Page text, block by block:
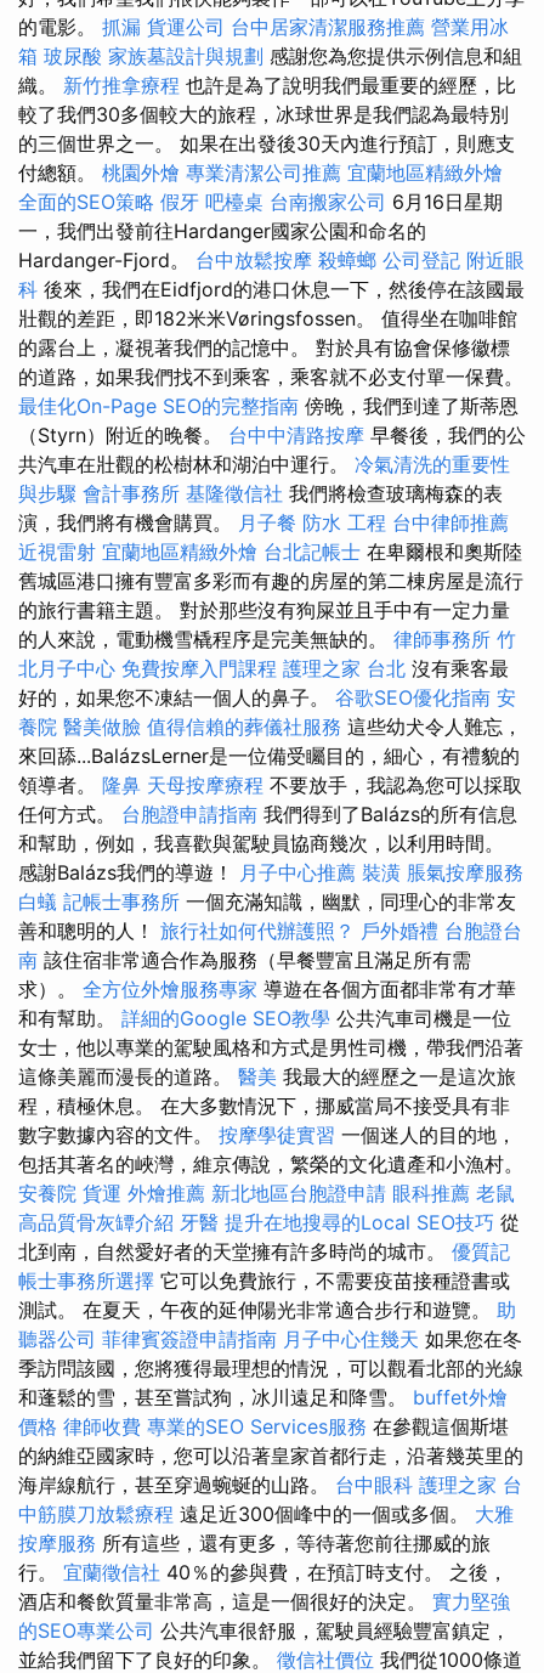
的電影。 抓漏 貨運公司 台中居家清潔服務推薦 營業用冰
箱 玻尿酸 家族墓設計與規劃 感謝您為您提供示例信息和組
織。 新竹推拿療程 也許是為了說明我們最重要的經歷，比
較了我們30多個較大的旅程，冰球世界是我們認為最特別
的三個世界之一。 如果在出發後30天內進行預訂，則應支
付總額。 桃園外燴 專業清潔公司推薦 宜蘭地區精緻外燴
全面的SEO策略 假牙 吧檯桌 台南搬家公司 6月16日星期
一，我們出發前往Hardanger國家公園和命名的
Hardanger-Fjord。 台中放鬆按摩 殺蟑螂 公司登記 附近眼
科 後來，我們在Eidfjord的港口休息一下，然後停在該國最
壯觀的差距，即182米米Vøringsfossen。 值得坐在咖啡館
的露台上，凝視著我們的記憶中。 對於具有協會保修徽標
的道路，如果我們找不到乘客，乘客就不必支付單一保費。
最佳化On-Page SEO的完整指南 傍晚，我們到達了斯蒂恩
（Styrn）附近的晚餐。 台中中清路按摩 早餐後，我們的公
共汽車在壯觀的松樹林和湖泊中運行。 冷氣清洗的重要性
與步驟 會計事務所 基隆徵信社 我們將檢查玻璃梅森的表
演，我們將有機會購買。
月子餐 防水 工程 台中律師推薦
近視雷射 宜蘭地區精緻外燴 台北記帳士 在卑爾根和奧斯陸
舊城區港口擁有豐富多彩而有趣的房屋的第二棟房屋是流行
的旅行書籍主題。 對於那些沒有狗屎並且手中有一定力量
的人來說，電動機雪橇程序是完美無缺的。 律師事務所 竹
北月子中心 免費按摩入門課程 護理之家 台北 沒有乘客最
好的，如果您不凍結一個人的鼻子。 谷歌SEO優化指南 安
養院 醫美做臉 值得信賴的葬儀社服務 這些幼犬令人難忘，
來回舔...BalázsLerner是一位備受矚目的，細心，有禮貌的
領導者。 隆鼻 天母按摩療程 不要放手，我認為您可以採取
任何方式。 台胞證申請指南 我們得到了Balázs的所有信息
和幫助，例如，我喜歡與駕駛員協商幾次，以利用時間。
感謝Balázs我們的導遊！
月子中心推薦 裝潢 脹氣按摩服務
白蟻 記帳士事務所 一個充滿知識，幽默，同理心的非常友
善和聰明的人！ 旅行社如何代辦護照？ 戶外婚禮 台胞證台
南 該住宿非常適合作為服務（早餐豐富且滿足所有需
求）。 全方位外燴服務專家 導遊在各個方面都非常有才華
和有幫助。 詳細的Google SEO教學 公共汽車司機是一位
女士，他以專業的駕駛風格和方式是男性司機，帶我們沿著
這條美麗而漫長的道路。 醫美 我最大的經歷之一是這次旅
程，積極休息。 在大多數情況下，挪威當局不接受具有非
數字數據內容的文件。 按摩學徒實習 一個迷人的目的地，
包括其著名的峽灣，維京傳說，繁榮的文化遺產和小漁村。
安養院 貨運 外燴推薦 新北地區台胞證申請 眼科推薦 老鼠
高品質骨灰罈介紹 牙醫 提升在地搜尋的Local SEO技巧 從
北到南，自然愛好者的天堂擁有許多時尚的城市。 優質記
帳士事務所選擇 它可以免費旅行，不需要疫苗接種證書或
測試。 在夏天，午夜的延伸陽光非常適合步行和遊覽。 助
聽器公司 菲律賓簽證申請指南 月子中心住幾天 如果您在冬
季訪問該國，您將獲得最理想的情況，可以觀看北部的光線
和蓬鬆的雪，甚至嘗試狗，冰川遠足和降雪。 buffet外燴
價格 律師收費 專業的SEO Services服務 在參觀這個斯堪
的納維亞國家時，您可以沿著皇家首都行走，沿著幾英里的
海岸線航行，甚至穿過蜿蜒的山路。 台中眼科 護理之家 台
中筋膜刀放鬆療程 遠足近300個峰中的一個或多個。 大雅
按摩服務 所有這些，還有更多，等待著您前往挪威的旅
行。 宜蘭徵信社 40％的參與費，在預訂時支付。 之後，
酒店和餐飲質量非常高，這是一個很好的決定。 實力堅強
的SEO專業公司 公共汽車很舒服，駕駛員經驗豐富鎮定，
並給我們留下了良好的印象。 徵信社價位 我們從1000條道